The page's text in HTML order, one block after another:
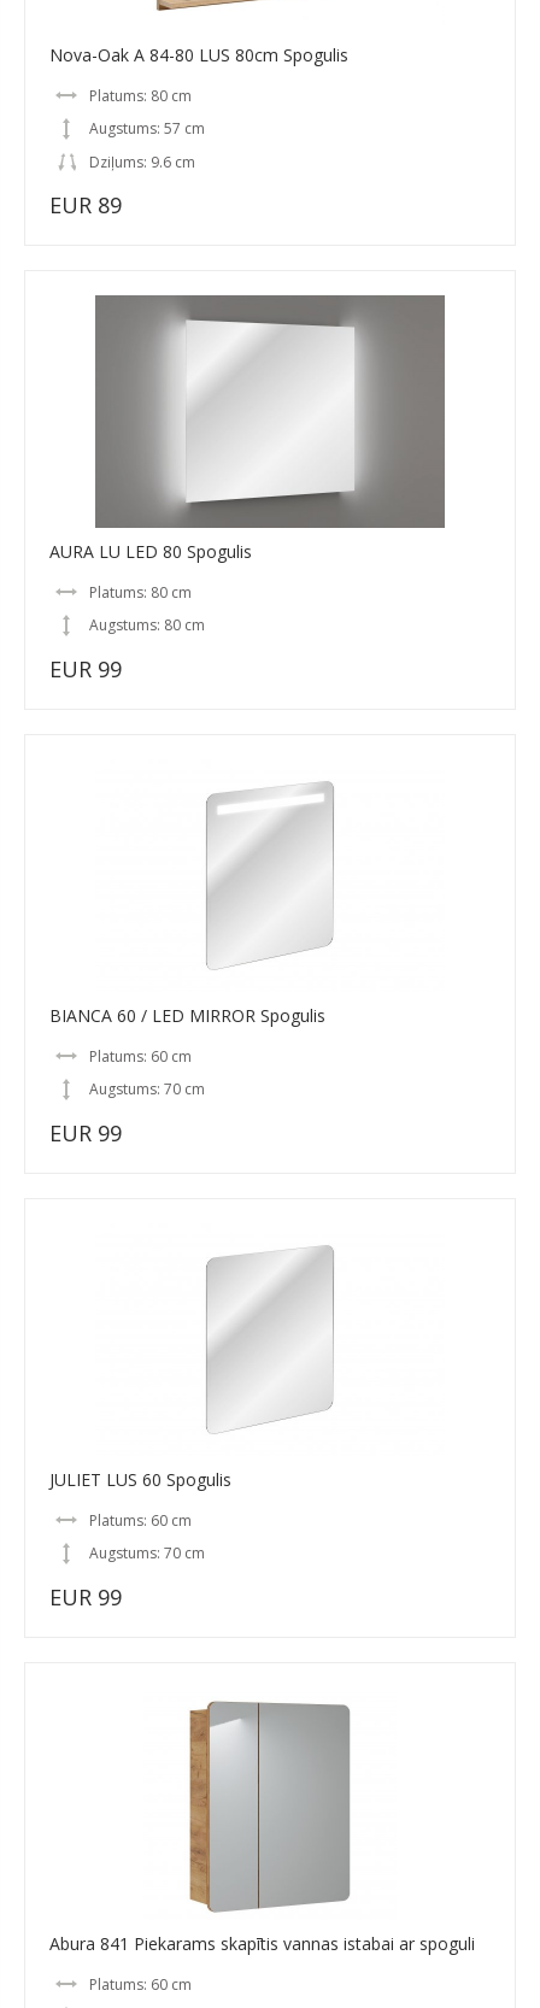
Nova-Oak A 84-80 LUS 80cm Spogulis
Platums: 80 cm
Augstums: 57 cm
Dziļums: 9.6 cm
EUR 89
AURA LU LED 80 Spogulis
Platums: 80 cm
Augstums: 80 cm
EUR 99
BIANCA 60 / LED MIRROR Spogulis
Platums: 60 cm
Augstums: 70 cm
EUR 99
JULIET LUS 60 Spogulis
Platums: 60 cm
Augstums: 70 cm
EUR 99
Abura 841 Piekarams skapītis vannas istabai ar spoguli
Platums: 60 cm